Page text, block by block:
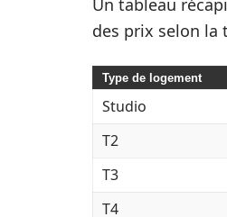
des prix selon la
Type de logement
Studio
T2
T3
T4